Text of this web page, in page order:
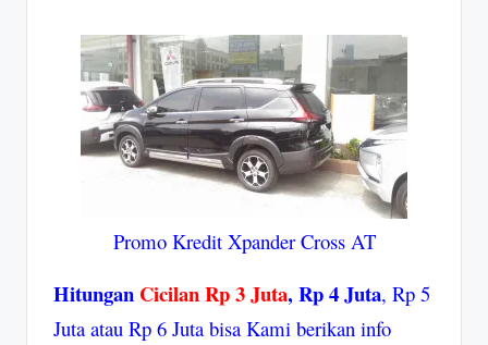
Promo Kredit Xpander Cross AT
Hitungan Cicilan Rp 3 Juta, Rp 4 Juta, Rp 5
Juta atau Rp 6 Juta bisa Kami berikan info